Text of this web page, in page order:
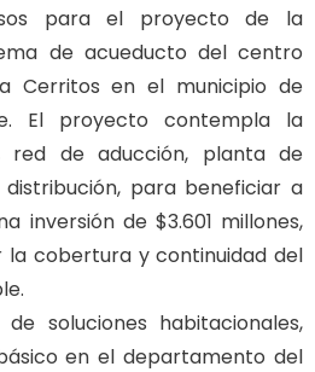
para el proyecto de la
de acueducto del centro
Cerritos en el municipio de
El proyecto contempla la
red de aducción, planta de
para beneficiar a
inversión de $3.601 millones,
cobertura y continuidad del
soluciones habitacionales,
en el departamento del